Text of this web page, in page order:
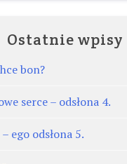
Ostatnie wpisy
bon?
serce – odsłona 4.
ego odsłona 5.